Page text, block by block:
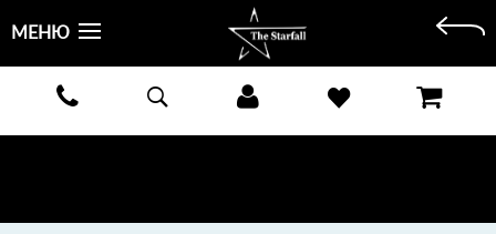
БЕСПЛАТНАЯ ДОСТАВКА КУРЬЕРОМ ИЛИ ПОЧТОЙ ПО ВСЕЙ РОССИИ! ОПЛАТА ПРИ ПОЛУЧЕНИИ
ПОДРОБНЕЕ >
МЕНЮ